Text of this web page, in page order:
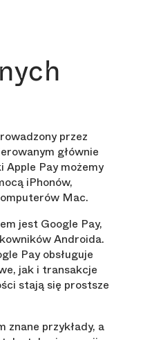
przez
głównie
Apple Pay możemy
iPhonów,
Mac.
jest Google Pay,
Androida.
Pay obsługuje
jak i transakcje
stają się prostsze
znane przykłady, a